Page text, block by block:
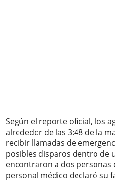
Según el reporte oficial, los
alrededor de las 3:48 de la
recibir llamadas de
posibles disparos dentro de
encontraron a dos personas
personal médico declaró su